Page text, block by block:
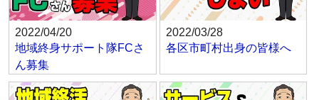
2022/04/20
地域終身サポート隊FCさ
ん募集
2022/03/28
各区市町村出身の皆様へ